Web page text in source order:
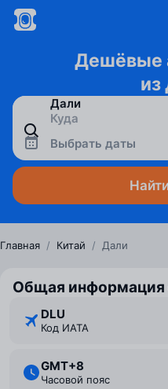
Дешёвые
из
Выбрать даты
Главная / Китай / Дали
Общая информация
DLU
Код ИАТА
GMT+8
Часовой пояс